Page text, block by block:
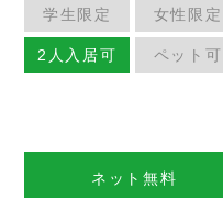
学生限定 女性限定
2人入居可 ペット可
ネット無料